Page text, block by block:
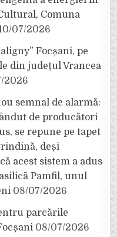
Comuna
07/2026
Focșani, pe
din județul Vrancea
2026
semnal de alarmă:
de producători
se repune pe tapet
deși
acest sistem a adus
Pamfil, unul
08/07/2026
parcările
08/07/2026